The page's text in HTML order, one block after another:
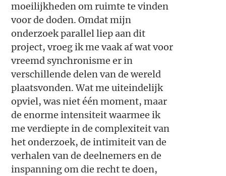
moeilijkheden om ruimte te vinden
voor de doden. Omdat mijn
onderzoek parallel liep aan dit
project, vroeg ik me vaak af wat voor
vreemd synchronisme er in
verschillende delen van de wereld
plaatsvonden. Wat me uiteindelijk
opviel, was niet één moment, maar
de enorme intensiteit waarmee ik
me verdiepte in de complexiteit van
het onderzoek, de intimiteit van de
verhalen van de deelnemers en de
inspanning om die recht te doen,